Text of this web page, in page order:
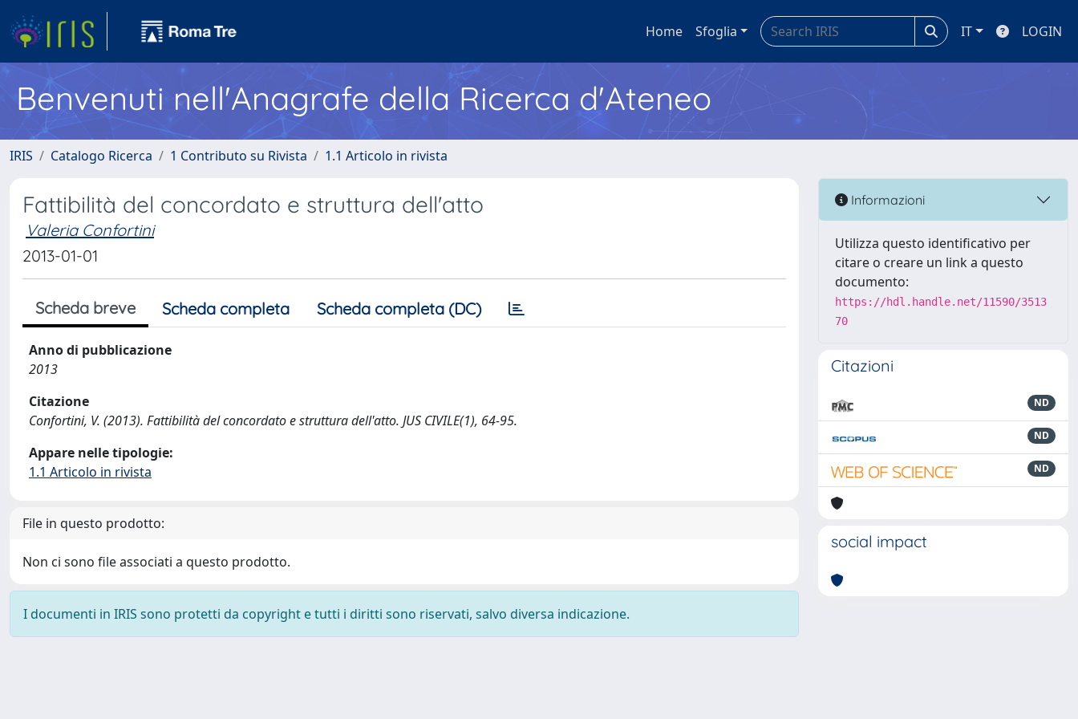
Home Sfoglia IT LOGIN
Benvenuti nell'Anagrafe della Ricerca d'Ateneo
IRIS Catalogo Ricerca 1 Contributo su Rivista 1.1 Articolo in rivista
Fattibilità del concordato e struttura dell'atto
Valeria Confortini
2013-01-01
Scheda breve Scheda completa Scheda completa (DC)
Anno di pubblicazione
2013
Citazione
Confortini, V. (2013). Fattibilità del concordato e struttura dell'atto. JUS CIVILE(1), 64-95.
Appare nelle tipologie:
1.1 Articolo in rivista
File in questo prodotto:
Non ci sono file associati a questo prodotto.
I documenti in IRIS sono protetti da copyright e tutti i diritti sono riservati, salvo diversa indicazione.
Informazioni
Utilizza questo identificativo per
citare o creare un link a questo
documento:
https://hdl.handle.net/11590/3513
70
Citazioni
ND
ND
ND
social impact